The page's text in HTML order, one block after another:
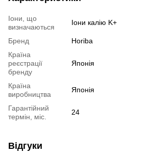
Іони, що
визначаються
Іони калію K+
Бренд
Horiba
Країна
реєстрації
бренду
Японія
Країна
виробництва
Японія
Гарантійний
термін, міс.
24
Відгуки